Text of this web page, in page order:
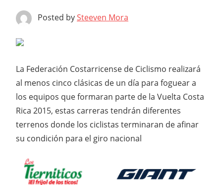
Posted bySteeven Mora
La Federación Costarricense de Ciclismo realizará
al menos cinco clásicas de un día para foguear a
los equipos que formaran parte de la Vuelta Costa
Rica 2015, estas carreras tendrán diferentes
terrenos donde los ciclistas terminaran de afinar
su condición para el giro nacional